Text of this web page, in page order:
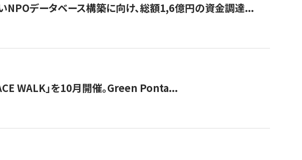
NPOデータベース構築に向け、総額1,6億円の資金調達...
WALK」を10月開催。Green Ponta...